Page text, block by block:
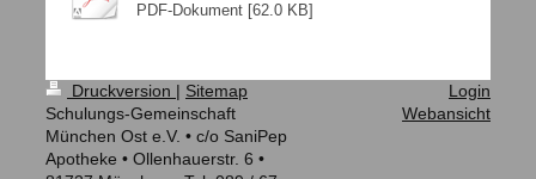
PDF-Dokument [62.0 KB]
Druckversion | Sitemap
Schulungs-Gemeinschaft
München Ost e.V. • c/o SaniPep
Apotheke • Ollenhauerstr. 6 •
Login
Webansicht